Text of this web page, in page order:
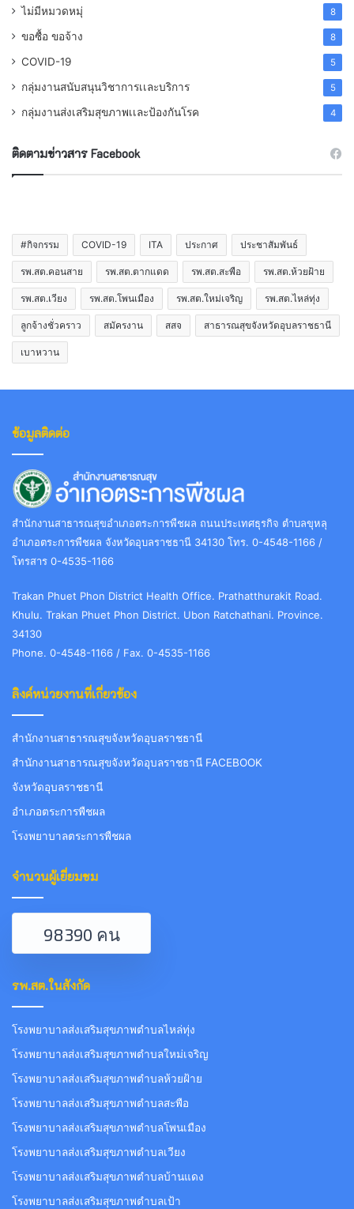
ไม่มีหมวดหมุ่ 8
ขอซื้อ ขอจ้าง 8
COVID-19 5
กลุ่มงานสนับสนุนวิชาการเเละบริการ 5
กลุ่มงานส่งเสริมสุขภาพเเละป้องกันโรค 4
ติดตามข่าวสาร Facebook
#กิจกรรม COVID-19 ITA ประกาศ ประชาสัมพันธ์
รพ.สต.คอนสาย รพ.สต.ตากแดด รพ.สต.สะพือ รพ.สต.ห้วยฝ้าย
รพ.สต.เวียง รพ.สต.โพนเมือง รพ.สต.ใหม่เจริญ รพ.สต.ไหล่ทุ่ง
ลูกจ้างชั่วคราว สมัครงาน สสจ สาธารณสุขจังหวัดอุบลราชธานี
เบาหวาน
ข้อมูลติดต่อ
สำนักงานสาธารณสุขอำเภอตระการพืชผล ถนนประเทศธุรกิจ ตำบลขุหลุ
อำเภอตระการพืชผล จังหวัดอุบลราชธานี 34130 โทร. 0-4548-1166 /
โทรสาร 0-4535-1166
Trakan Phuet Phon District Health Office. Prathatthurakit Road.
Khulu. Trakan Phuet Phon District. Ubon Ratchathani. Province.
34130
Phone. 0-4548-1166 / Fax. 0-4535-1166
ลิงค์หน่วยงานที่เกี่ยวข้อง
สำนักงานสาธารณสุขจังหวัดอุบลราชธานี
สำนักงานสาธารณสุขจังหวัดอุบลราชธานี FACEBOOK
จังหวัดอุบลราชธานี
อำเภอตระการพืชผล
โรงพยาบาลตระการพืชผล
จำนวนผู้เยี่ยมชม
98390 คน
รพ.สต.ในสังกัด
โรงพยาบาลส่งเสริมสุขภาพตำบลไหล่ทุ่ง
โรงพยาบาลส่งเสริมสุขภาพตำบลใหม่เจริญ
โรงพยาบาลส่งเสริมสุขภาพตำบลห้วยฝ้าย
โรงพยาบาลส่งเสริมสุขภาพตำบลสะพือ
โรงพยาบาลส่งเสริมสุขภาพตำบลโพนเมือง
โรงพยาบาลส่งเสริมสุขภาพตำบลเวียง
โรงพยาบาลส่งเสริมสุขภาพตำบลบ้านแดง
โรงพยาบาลส่งเสริมสุขภาพตำบลเป้า